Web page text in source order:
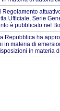
Ufficiale, Serie
è pubblicato nel
Repubblica ha
in materia di
in materia